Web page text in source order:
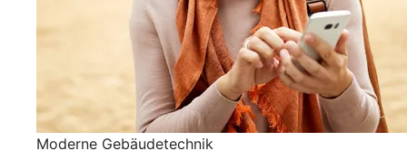
Moderne Gebäudetechnik